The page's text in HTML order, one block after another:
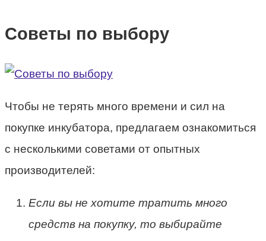
Советы по выбору
Чтобы не терять много времени и сил на
покупке инкубатора, предлагаем ознакомиться
с несколькими советами от опытных
производителей:
Если вы не хотите тратить много
средств на покупку, то выбирайте